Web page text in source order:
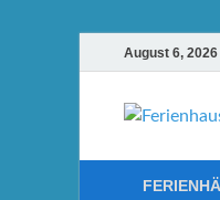
August 6, 2026